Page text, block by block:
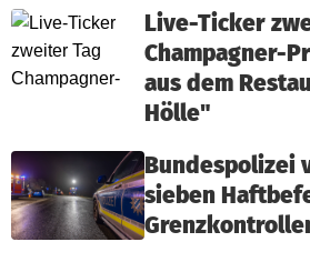
Live-Ticker
Champagner-
aus dem
Hölle"
Bundespolizei
sieben